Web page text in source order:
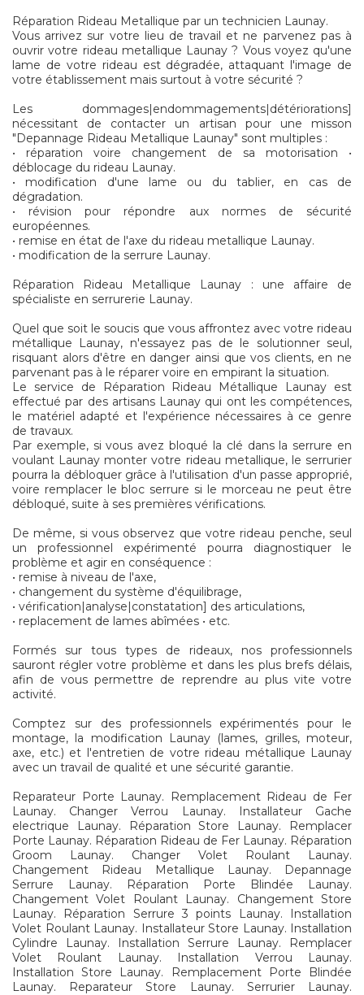
Réparation Rideau Metallique par un technicien Launay.
Vous arrivez sur votre lieu de travail et ne parvenez pas à
ouvrir votre rideau metallique Launay ? Vous voyez qu'une
lame de votre rideau est dégradée, attaquant l'image de
votre établissement mais surtout à votre sécurité ?
Les dommages|endommagements|détériorations]
nécessitant de contacter un artisan pour une misson
"Depannage Rideau Metallique Launay" sont multiples :
• réparation voire changement de sa motorisation •
déblocage du rideau Launay.
• modification d'une lame ou du tablier, en cas de
dégradation.
• révision pour répondre aux normes de sécurité
européennes.
• remise en état de l'axe du rideau metallique Launay.
• modification de la serrure Launay.
Réparation Rideau Metallique Launay : une affaire de
spécialiste en serrurerie Launay.
Quel que soit le soucis que vous affrontez avec votre rideau
métallique Launay, n'essayez pas de le solutionner seul,
risquant alors d'être en danger ainsi que vos clients, en ne
parvenant pas à le réparer voire en empirant la situation.
Le service de Réparation Rideau Métallique Launay est
effectué par des artisans Launay qui ont les compétences,
le matériel adapté et l'expérience nécessaires à ce genre
de travaux.
Par exemple, si vous avez bloqué la clé dans la serrure en
voulant Launay monter votre rideau metallique, le serrurier
pourra la débloquer grâce à l'utilisation d'un passe approprié,
voire remplacer le bloc serrure si le morceau ne peut être
débloqué, suite à ses premières vérifications.
De même, si vous observez que votre rideau penche, seul
un professionnel expérimenté pourra diagnostiquer le
problème et agir en conséquence :
• remise à niveau de l'axe,
• changement du système d'équilibrage,
• vérification|analyse|constatation] des articulations,
• replacement de lames abîmées • etc.
Formés sur tous types de rideaux, nos professionnels
sauront régler votre problème et dans les plus brefs délais,
afin de vous permettre de reprendre au plus vite votre
activité.
Comptez sur des professionnels expérimentés pour le
montage, la modification Launay (lames, grilles, moteur,
axe, etc.) et l'entretien de votre rideau métallique Launay
avec un travail de qualité et une sécurité garantie.
Reparateur Porte Launay. Remplacement Rideau de Fer
Launay. Changer Verrou Launay. Installateur Gache
electrique Launay. Réparation Store Launay. Remplacer
Porte Launay. Réparation Rideau de Fer Launay. Réparation
Groom Launay. Changer Volet Roulant Launay.
Changement Rideau Metallique Launay. Depannage
Serrure Launay. Réparation Porte Blindée Launay.
Changement Volet Roulant Launay. Changement Store
Launay. Réparation Serrure 3 points Launay. Installation
Volet Roulant Launay. Installateur Store Launay. Installation
Cylindre Launay. Installation Serrure Launay. Remplacer
Volet Roulant Launay. Installation Verrou Launay.
Installation Store Launay. Remplacement Porte Blindée
Launay. Reparateur Store Launay. Serrurier Launay.